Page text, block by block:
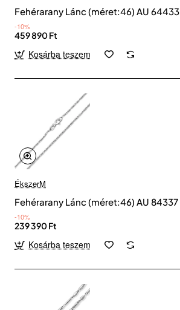
Fehérarany Lánc (méret:46) AU 64433
-10%
459 890 Ft
Kosárba teszem
ÉkszerM
Fehérarany Lánc (méret:46) AU 84337
-10%
239 390 Ft
Kosárba teszem